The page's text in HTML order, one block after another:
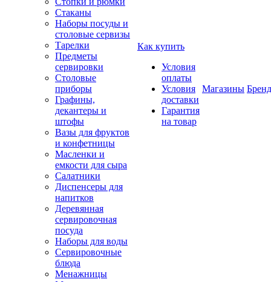
Стаканы
Наборы посуды и
столовые сервизы
Тарелки
Предметы
сервировки
Столовые
приборы
Графины,
декантеры и
штофы
Вазы для фруктов
и конфетницы
Масленки и
емкости для сыра
Салатники
Диспенсеры для
напитков
Деревянная
сервировочная
посуда
Наборы для воды
Сервировочные
блюда
Менажницы
Как купить
Условия
оплаты
Условия
доставки
Гарантия
на товар
Магазины